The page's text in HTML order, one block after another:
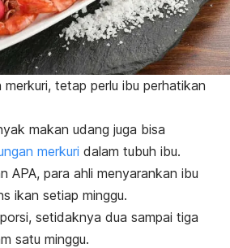
tetap perlu ibu perhatikan
makan udang juga bisa
merkuri dalam tubuh ibu.
APA, para ahli menyarankan ibu
ikan setiap minggu.
setidaknya dua sampai tiga
satu minggu.